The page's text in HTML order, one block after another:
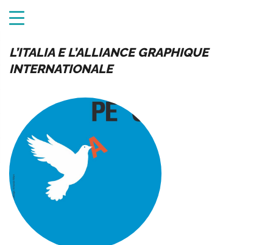
L’ITALIA E L’ALLIANCE GRAPHIQUE
INTERNATIONALE